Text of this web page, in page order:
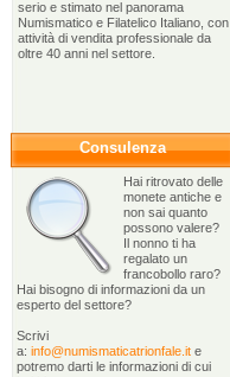
serio e stimato nel panorama
Numismatico e Filatelico Italiano, con
attività di vendita professionale da
oltre 40 anni nel settore.
Consulenza
Hai ritrovato delle
monete antiche e
non sai quanto
possono valere?
Il nonno ti ha
regalato un
francobollo raro?
Hai bisogno di informazioni da un
esperto del settore?
Scrivi
a: info@numismaticatrionfale.it e
potremo darti le informazioni di cui